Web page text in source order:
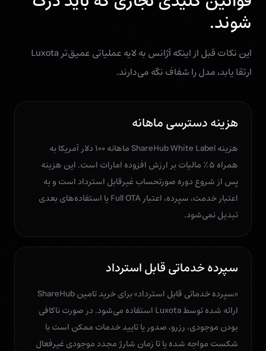
شوند.
این نکات قبل از اینکه آژانس به لایه عملیاتی عمیق‌تر Luxota
ارتقا یابد، مدل را شفاف نگه می‌دارند.
هزینه دسترسی ماهانه
هزینه ShareHub White Label ماهانه ۱۰۰ دلار آمریکا به
همراه ۵٪ مالیات بر ارزش افزوده امارات است. این هزینه
پس از شروع دوره صورتحساب غیرقابل استرداد است و به
اعتبار خدمت، سپرده، اعتبار Full OTA یا استفاده‌های بعدی
تبدیل نمی‌شود.
سپرده خدماتی قابل استرداد
«سپرده خدماتی قابل استرداد» برای خرید تامین ShareHub
ارائه شده توسط Luxota استفاده می‌شود. در صورت ناكافی
بودن موجودی، رزرو، صدور یا تایید خدمات ممکن است با
شکست مواجه شده یا تا زمان شارژ مجدد موجودی غیرفعال